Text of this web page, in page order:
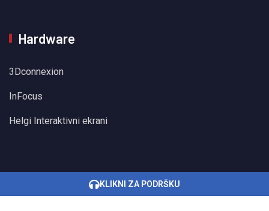
Hardware
3Dconnexion
InFocus
Helgi Interaktivni ekrani
Sva prava pridržana © 2022 BHSInformatika
KLIKNI ZA PODRŠKU